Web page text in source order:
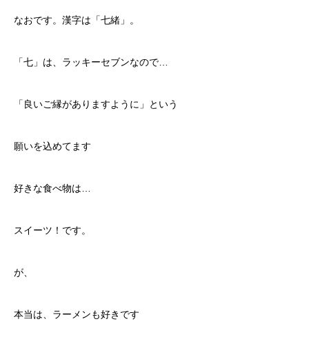
なおです。漢字は「七緒」。
「七」は、ラッキーセブンなので…
「良いご縁がありますように」という
願いを込めてます
好きな食べ物は…
スイーツ！です。
が、
本当は、ラーメンも好きです